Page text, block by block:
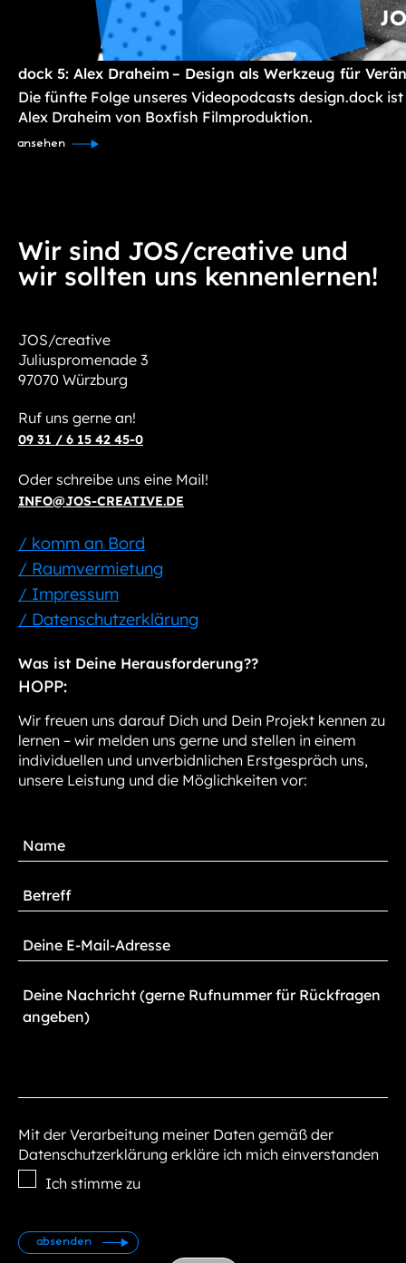
dock 5: Alex Draheim – Design als Werkzeug für
Die fünfte Folge unseres Videopodcasts design.dock
Alex Draheim von Boxfish Filmproduktion.
ansehen
Wir sind JOS/creative und
wir sollten uns kennenlernen!
JOS/creative
Juliuspromenade 3
97070 Würzburg
Ruf uns gerne an!
09 31 / 6 15 42 45-0
Oder schreibe uns eine Mail!
INFO@JOS-CREATIVE.DE
/ komm an Bord
/ Raumvermietung
/ Impressum
/ Datenschutzerklärung
Was ist Deine Herausforderung??
HOPP:
Wir freuen uns darauf Dich und Dein Projekt kennen zu
lernen – wir melden uns gerne und stellen in einem
individuellen und unverbidnlichen Erstgespräch uns,
unsere Leistung und die Möglichkeiten vor:
Mit der Verarbeitung meiner Daten gemäß der
Datenschutzerklärung erkläre ich mich einverstanden
Ich stimme zu